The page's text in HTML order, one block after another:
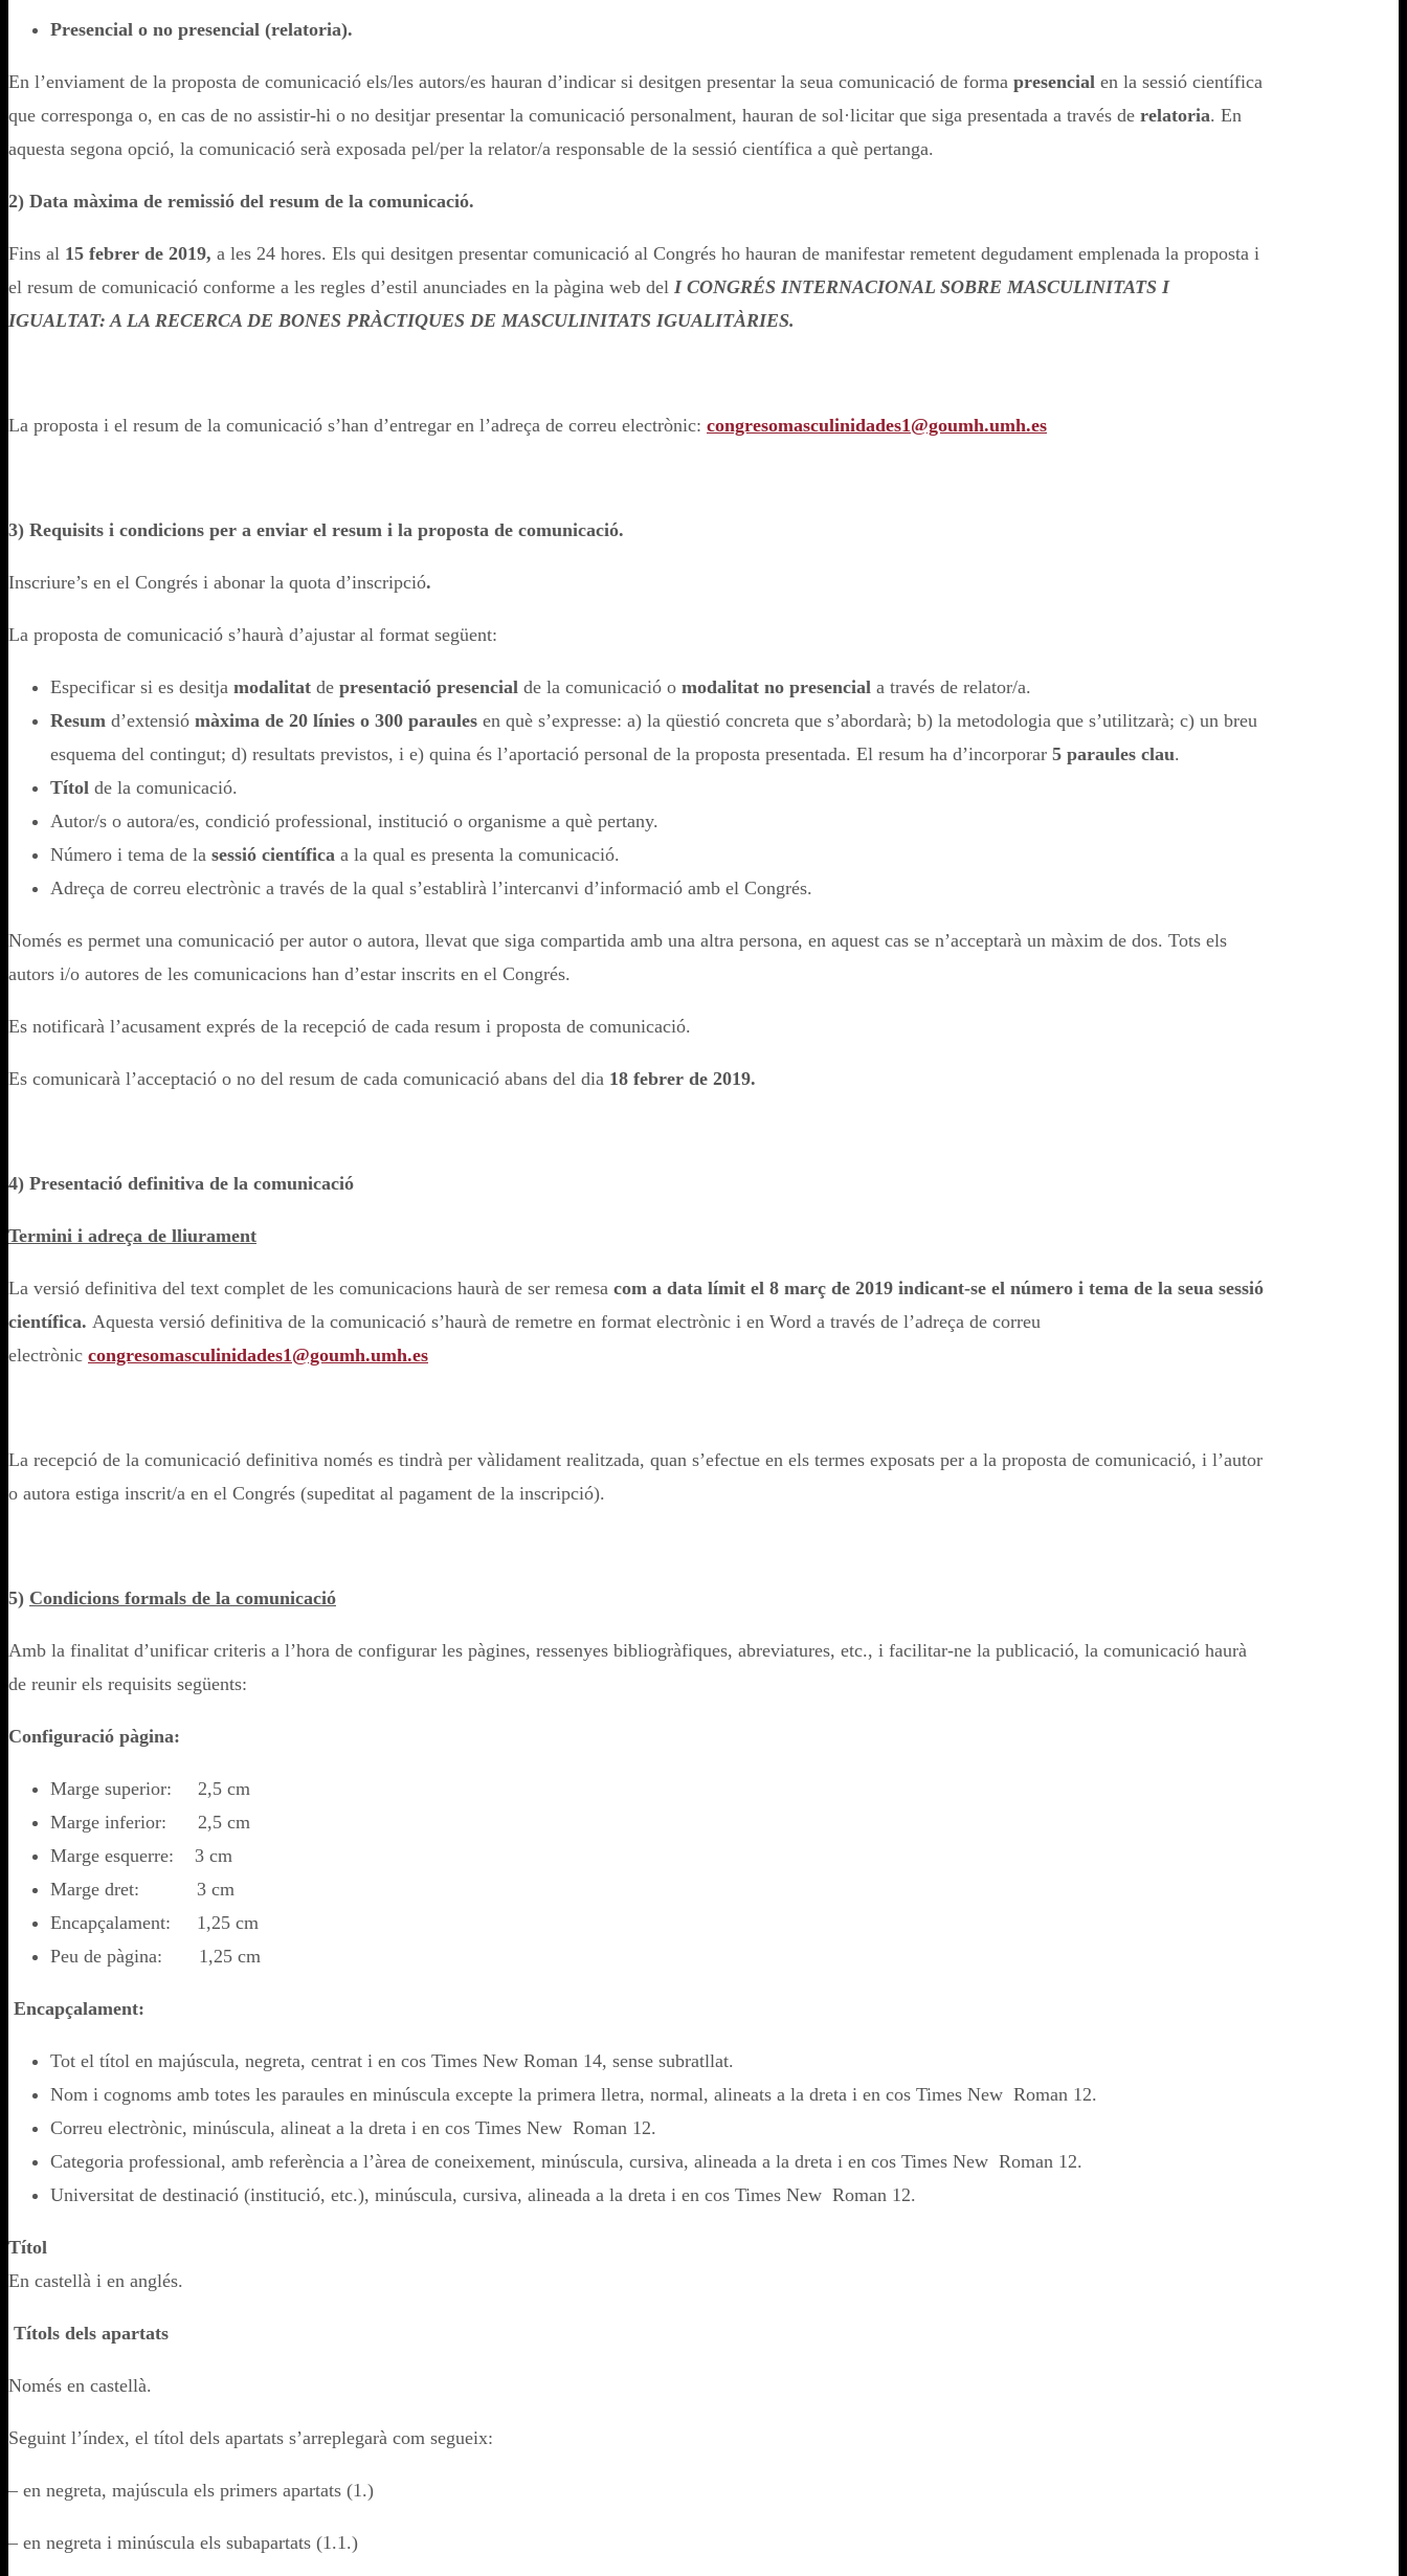
Presencial o no presencial (relatoria).
En l’enviament de la proposta de comunicació els/les autors/es hauran d’indicar si desitgen presentar la seua comunicació de forma presencial en la sessió científica
que corresponga o, en cas de no assistir-hi o no desitjar presentar la comunicació personalment, hauran de sol·licitar que siga presentada a través de relatoria. En
aquesta segona opció, la comunicació serà exposada pel/per la relator/a responsable de la sessió científica a què pertanga.
2) Data màxima de remissió del resum de la comunicació.
Fins al 15 febrer de 2019, a les 24 hores. Els qui desitgen presentar comunicació al Congrés ho hauran de manifestar remetent degudament emplenada la proposta i
el resum de comunicació conforme a les regles d’estil anunciades en la pàgina web del I CONGRÉS INTERNACIONAL SOBRE MASCULINITATS I
IGUALTAT: A LA RECERCA DE BONES PRÀCTIQUES DE MASCULINITATS IGUALITÀRIES.
La proposta i el resum de la comunicació s’han d’entregar en l’adreça de correu electrònic: congresomasculinidades1@goumh.umh.es
3) Requisits i condicions per a enviar el resum i la proposta de comunicació.
Inscriure’s en el Congrés i abonar la quota d’inscripció.
La proposta de comunicació s’haurà d’ajustar al format següent:
Especificar si es desitja modalitat de presentació presencial de la comunicació o modalitat no presencial a través de relator/a.
Resum d’extensió màxima de 20 línies o 300 paraules en què s’expresse: a) la qüestió concreta que s’abordarà; b) la metodologia que s’utilitzarà; c) un breu
esquema del contingut; d) resultats previstos, i e) quina és l’aportació personal de la proposta presentada. El resum ha d’incorporar 5 paraules clau.
Títol de la comunicació.
Autor/s o autora/es, condició professional, institució o organisme a què pertany.
Número i tema de la sessió científica a la qual es presenta la comunicació.
Adreça de correu electrònic a través de la qual s’establirà l’intercanvi d’informació amb el Congrés.
Només es permet una comunicació per autor o autora, llevat que siga compartida amb una altra persona, en aquest cas se n’acceptarà un màxim de dos. Tots els
autors i/o autores de les comunicacions han d’estar inscrits en el Congrés.
Es notificarà l’acusament exprés de la recepció de cada resum i proposta de comunicació.
Es comunicarà l’acceptació o no del resum de cada comunicació abans del dia 18 febrer de 2019.
4) Presentació definitiva de la comunicació
Termini i adreça de lliurament
La versió definitiva del text complet de les comunicacions haurà de ser remesa com a data límit el 8 març de 2019 indicant-se el número i tema de la seua sessió
científica. Aquesta versió definitiva de la comunicació s’haurà de remetre en format electrònic i en Word a través de l’adreça de correu
electrònic congresomasculinidades1@goumh.umh.es
La recepció de la comunicació definitiva només es tindrà per vàlidament realitzada, quan s’efectue en els termes exposats per a la proposta de comunicació, i l’autor
o autora estiga inscrit/a en el Congrés (supeditat al pagament de la inscripció).
5) Condicions formals de la comunicació
Amb la finalitat d’unificar criteris a l’hora de configurar les pàgines, ressenyes bibliogràfiques, abreviatures, etc., i facilitar-ne la publicació, la comunicació haurà
de reunir els requisits següents:
Configuració pàgina:
Marge superior: 2,5 cm
Marge inferior: 2,5 cm
Marge esquerre: 3 cm
Marge dret: 3 cm
Encapçalament: 1,25 cm
Peu de pàgina: 1,25 cm
Encapçalament:
Tot el títol en majúscula, negreta, centrat i en cos Times New Roman 14, sense subratllat.
Nom i cognoms amb totes les paraules en minúscula excepte la primera lletra, normal, alineats a la dreta i en cos Times New Roman 12.
Correu electrònic, minúscula, alineat a la dreta i en cos Times New Roman 12.
Categoria professional, amb referència a l’àrea de coneixement, minúscula, cursiva, alineada a la dreta i en cos Times New Roman 12.
Universitat de destinació (institució, etc.), minúscula, cursiva, alineada a la dreta i en cos Times New Roman 12.
Títol
En castellà i en anglés.
Títols dels apartats
Només en castellà.
Seguint l’índex, el títol dels apartats s’arreplegarà com segueix:
– en negreta, majúscula els primers apartats (1.)
– en negreta i minúscula els subapartats (1.1.)